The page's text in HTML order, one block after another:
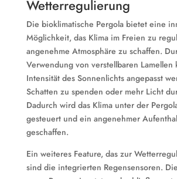
Wetterregulierung
Die bioklimatische Pergola bietet eine
Möglichkeit, das Klima im Freien zu
angenehme Atmosphäre zu schaffen.
Verwendung von verstellbaren Lamellen
Intensität des Sonnenlichts angepasst
Schatten zu spenden oder mehr Licht
Dadurch wird das Klima unter der
gesteuert und ein angenehmer
geschaffen.
Ein weiteres Feature, das zur
sind die integrierten Regensensoren.